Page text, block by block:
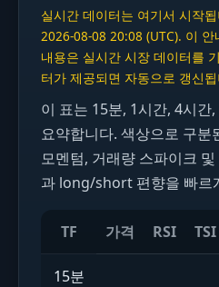
실시간 데이터는 여기서 시작
2026-08-08 20:08 (UTC). 이
내용은 실시간 시장 데이터를
터가 제공되면 자동으로 갱신
이 표는 15분, 1시간, 4시간
요약합니다. 색상으로 구분
모멘텀, 거래량 스파이크
과 long/short 편향을 빠르
TF 가격 RSI TSI
15분